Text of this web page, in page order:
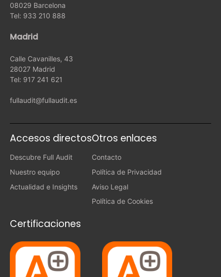
08029 Barcelona
Tel: 933 210 888
Madrid
Calle Cavanilles, 43
28027 Madrid
Tel: 917 241 621
fullaudit@fullaudit.es
Accesos directos
Descubre Full Audit
Nuestro equipo
Actualidad e Insights
Otros enlaces
Contacto
Política de Privacidad
Aviso Legal
Política de Cookies
Certificaciones